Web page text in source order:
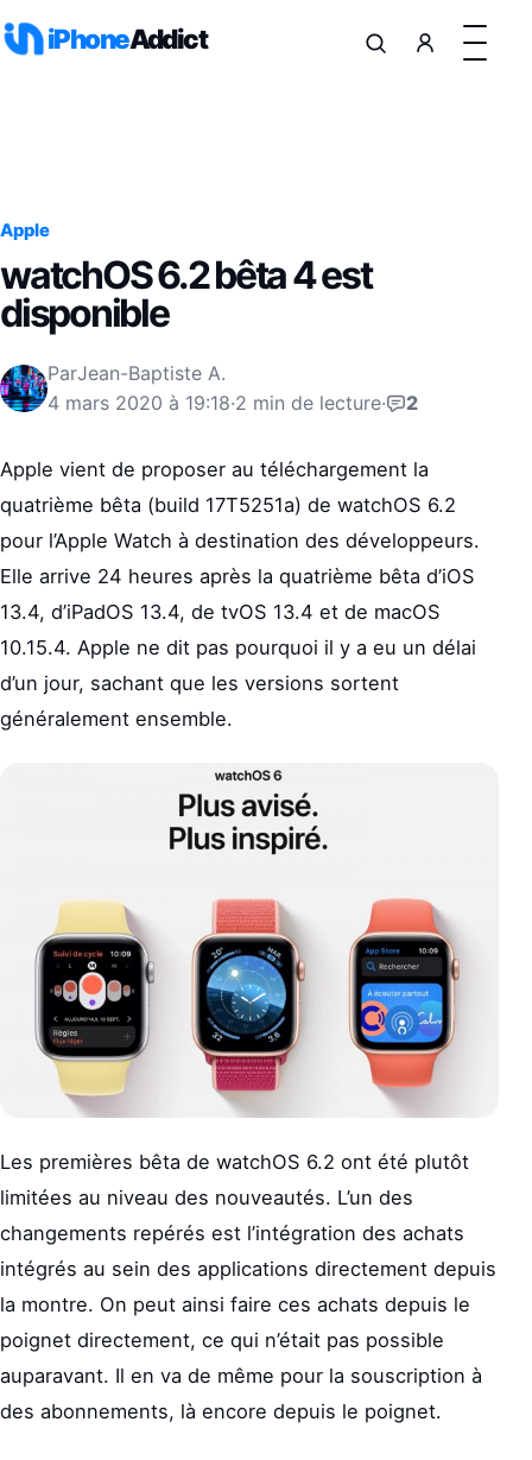
iPhoneAddict
Apple
watchOS 6.2 bêta 4 est
disponible
ParJean-Baptiste A.
4 mars 2020 à 19:18·2 min de lecture· 2
Apple vient de proposer au téléchargement la
quatrième bêta (build 17T5251a) de watchOS 6.2
pour l’Apple Watch à destination des développeurs.
Elle arrive 24 heures après la quatrième bêta d’iOS
13.4, d’iPadOS 13.4, de tvOS 13.4 et de macOS
10.15.4. Apple ne dit pas pourquoi il y a eu un délai
d’un jour, sachant que les versions sortent
généralement ensemble.
Les premières bêta de watchOS 6.2 ont été plutôt
limitées au niveau des nouveautés. L’un des
changements repérés est l’intégration des achats
intégrés au sein des applications directement depuis
la montre. On peut ainsi faire ces achats depuis le
poignet directement, ce qui n’était pas possible
auparavant. Il en va de même pour la souscription à
des abonnements, là encore depuis le poignet.